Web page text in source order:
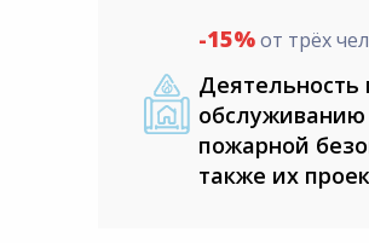
-15%от трёх
Деятельность
обслуживанию
пожарной
также их